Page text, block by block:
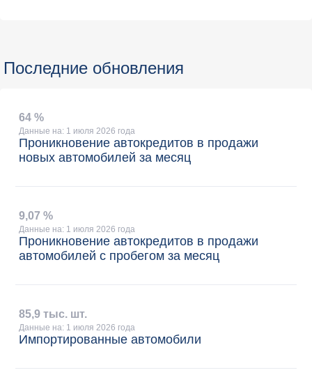
Последние обновления
64 %
Данные на: 1 июля 2026 года
Проникновение автокредитов в продажи
новых автомобилей за месяц
9,07 %
Данные на: 1 июля 2026 года
Проникновение автокредитов в продажи
автомобилей с пробегом за месяц
85,9 тыс. шт.
Данные на: 1 июля 2026 года
Импортированные автомобили